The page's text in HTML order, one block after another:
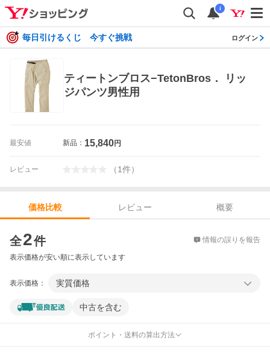
i
毎日引けるくじ 今すぐ挑戦 ログイン
ティートンブロス−TetonBros． リッ
ジパンツ男性用
最安値 新品： 15,840円
レビュー （1件）
価格比較 レビュー
概要
全2件 情報の誤りを報告
表示価格が安い順に表示しています
表示価格： 実質価格
中古を含む
ポイント・送料の算出方法